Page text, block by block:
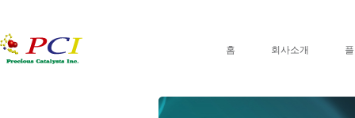
홈 회사소개